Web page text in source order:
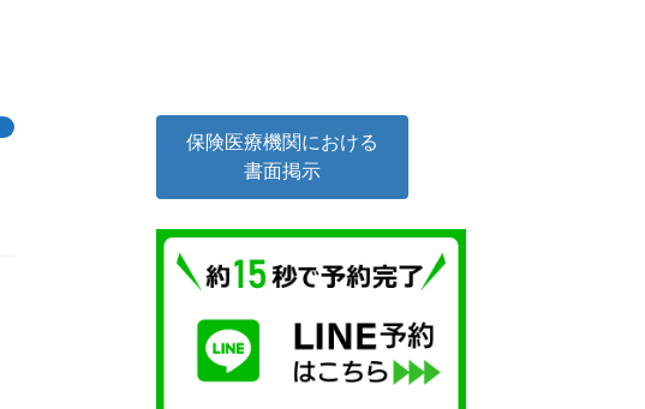
保険医療機関における
書面掲示